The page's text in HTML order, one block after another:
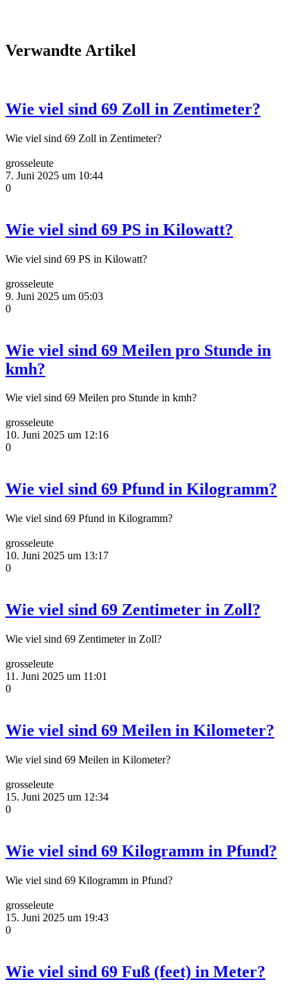
Verwandte Artikel
Wie viel sind 69 Zoll in Zentimeter?
Wie viel sind 69 Zoll in Zentimeter?
grosseleute
7. Juni 2025 um 10:44
0
Wie viel sind 69 PS in Kilowatt?
Wie viel sind 69 PS in Kilowatt?
grosseleute
9. Juni 2025 um 05:03
0
Wie viel sind 69 Meilen pro Stunde in
kmh?
Wie viel sind 69 Meilen pro Stunde in kmh?
grosseleute
10. Juni 2025 um 12:16
0
Wie viel sind 69 Pfund in Kilogramm?
Wie viel sind 69 Pfund in Kilogramm?
grosseleute
10. Juni 2025 um 13:17
0
Wie viel sind 69 Zentimeter in Zoll?
Wie viel sind 69 Zentimeter in Zoll?
grosseleute
11. Juni 2025 um 11:01
0
Wie viel sind 69 Meilen in Kilometer?
Wie viel sind 69 Meilen in Kilometer?
grosseleute
15. Juni 2025 um 12:34
0
Wie viel sind 69 Kilogramm in Pfund?
Wie viel sind 69 Kilogramm in Pfund?
grosseleute
15. Juni 2025 um 19:43
0
Wie viel sind 69 Fuß (feet) in Meter?